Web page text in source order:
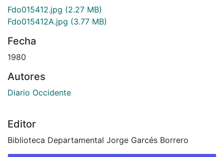
Fdo015412.jpg (2.27 MB)
Fdo015412A.jpg (3.77 MB)
Fecha
1980
Autores
Diario Occidente
Editor
Biblioteca Departamental Jorge Garcés Borrero